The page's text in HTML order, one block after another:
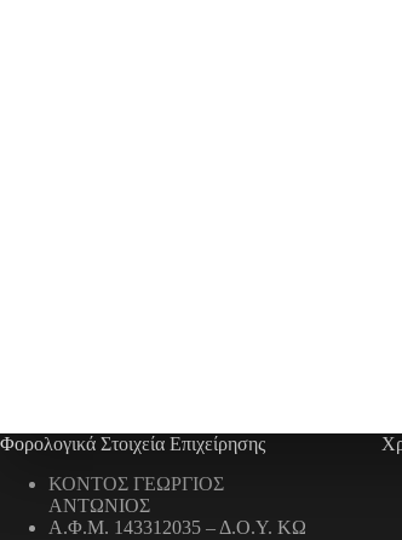
Φορολογικά Στοιχεία Επιχείρησης
ΚΟΝΤΟΣ ΓΕΩΡΓΙΟΣ
ΑΝΤΩΝΙΟΣ
Α.Φ.Μ. 143312035 – Δ.Ο.Υ. ΚΩ